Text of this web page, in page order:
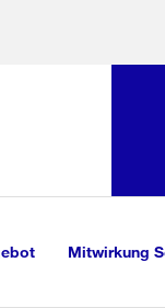
Mitwirkung